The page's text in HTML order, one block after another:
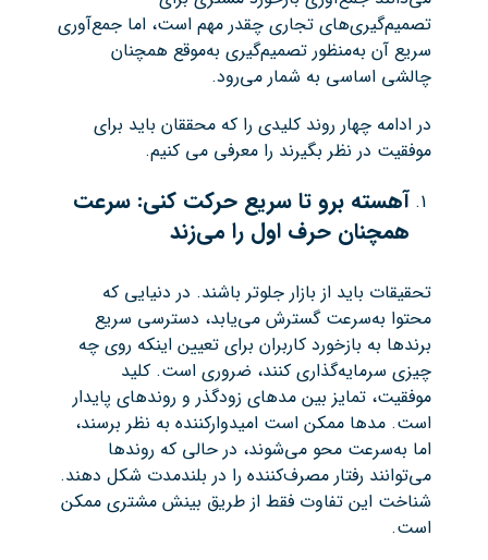
تصمیم‌گیری‌های تجاری چقدر مهم است، اما جمع‌آوری
سریع آن به‌منظور تصمیم‌گیری به‌موقع همچنان
چالشی اساسی به شمار می‌رود.
در ادامه چهار روند کلیدی را که محققان باید برای
موفقیت در نظر بگیرند را معرفی می کنیم.
آهسته برو تا سریع حرکت کنی: سرعت
همچنان حرف اول را می‌زند
تحقیقات باید از بازار جلوتر باشند. در دنیایی که
محتوا به‌سرعت گسترش می‌یابد، دسترسی سریع
برندها به بازخورد کاربران برای تعیین اینکه روی چه
چیزی سرمایه‌گذاری کنند، ضروری است. کلید
موفقیت، تمایز بین مدهای زودگذر و روندهای پایدار
است. مدها ممکن است امیدوارکننده به نظر برسند،
اما به‌سرعت محو می‌شوند، در حالی که روندها
می‌توانند رفتار مصرف‌کننده را در بلندمدت شکل دهند.
شناخت این تفاوت فقط از طریق بینش مشتری ممکن
است.